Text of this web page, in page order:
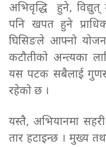
अभिवृद्धि हुने, विद्युत्
पनि खपत हुने
घिसिङले आफ्नो
कटौतीको अन्त्यका
यस पटक सबैलाई
रहेको छ ।
यस्तै, अभियानमा
तार हटाइन्छ । मुख्य